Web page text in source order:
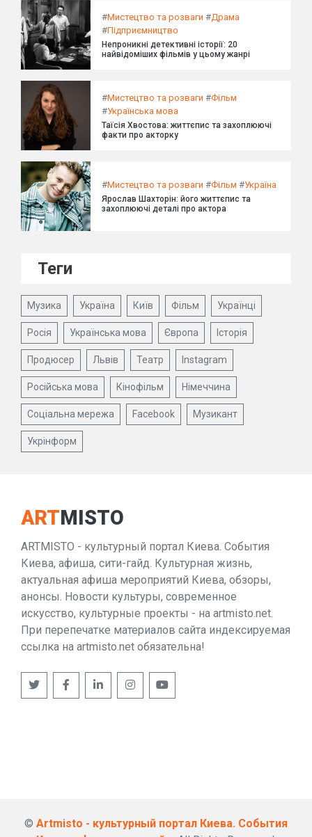
#Мистецтво та розваги #Драма
#Підприємництво
Непроникні детективні історії: 20
найвідоміших фільмів у цьому жанрі
#Мистецтво та розваги #Фільм
#Українська мова
Таїсія Хвостова: життєпис та захоплюючі
факти про акторку
#Мистецтво та розваги #Фільм #Україна
Ярослав Шахторін: його життєпис та
захоплюючі деталі про актора
Теги
Музика Україна Київ Фільм Українці
Росія Українська мова Європа Історія
Продюсер Львів Театр Instagram
Російська мова Кінофільм Німеччина
Соціальна мережа Facebook Музикант
Укрінформ
ARTMISTO
ARTMISTO - культурный портал Киева. События
Киева, афиша, сити-гайд. Культурная жизнь,
актуальная афиша мероприятий Киева, обзоры,
анонсы. Новости культуры, современное
искусство, культурные проекты - на artmisto.net.
При перепечатке материалов сайта индексируемая
ссылка на artmisto.net обязательна!
© Artmisto - культурный портал Киева. События